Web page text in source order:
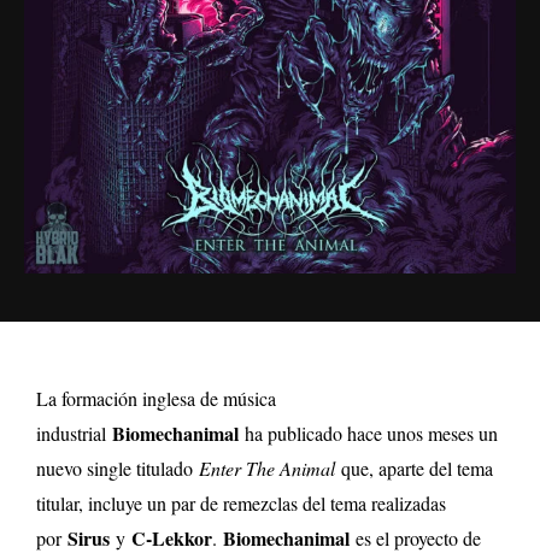
La formación inglesa de música
industrial Biomechanimal ha publicado hace unos meses un
nuevo single titulado Enter The Animalque, aparte del tema
titular, incluye un par de remezclas del tema realizadas
porSirus y C-Lekkor. Biomechanimal es el proyecto de